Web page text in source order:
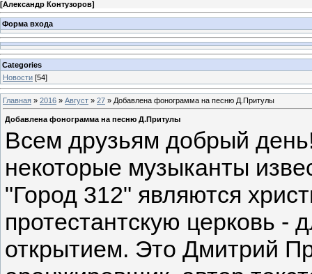
[Александр Контузоров]
Форма входа
Categories
Новости [54]
Главная » 2016 » Август » 27 » Добавлена фонограмма на песню Д.Притулы
Добавлена фонограмма на песню Д.Притулы
Всем друзьям добрый
некоторые музыканты
"Город 312" являются
протестантскую церковь -
открытием. Это Дмитрий